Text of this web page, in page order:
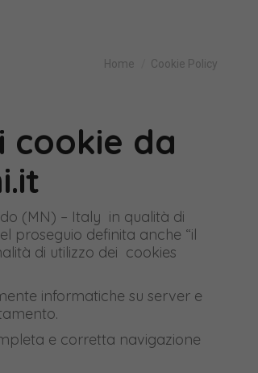
Tu sei qui:
Home Cookie Policy
cookie da
(MN) – Italy in qualità di
proseguio definita anche “il
di utilizzo dei cookies
informatiche su server e
e corretta navigazione